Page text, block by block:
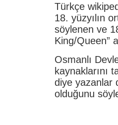
Türkçe
18. yüzyılın
söylenen ve
King/Queen”
Osmanlı
kaynaklarını
diye yazanlar
olduğunu